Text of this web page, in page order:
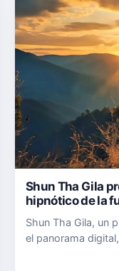
Shun Tha Gila
hipnótico de la
Shun Tha Gila, un
el panorama